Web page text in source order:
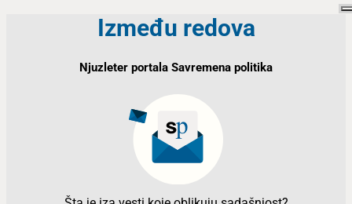
Između redova
Njuzleter portala Savremena politika